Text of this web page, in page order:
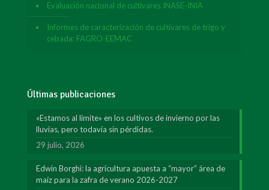
Evaluación nacional de cultivares INASE-INIA
Informes de caracterización de cultivares de trigo y
cebada: FAGRO-EEMAC
Últimas publicaciones
«Estamos al límite» en los cultivos de invierno por las
lluvias, pero todavía sin pérdidas.
29 julio, 2026
Edwin Borghi: la agricultura apuesta a “mayor” área de
maíz para la zafra de verano 2026-2027